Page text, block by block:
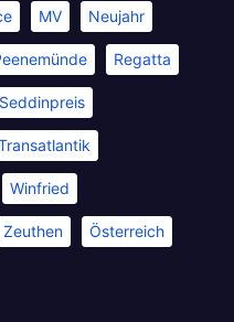
MV Neujahr
Regatta
Seddinpreis
Winfried
Zeuthen Österreich